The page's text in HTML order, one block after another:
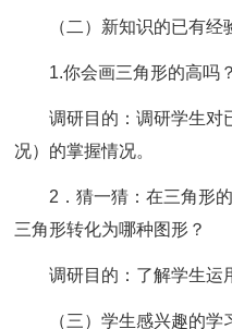
（二）新知识的已有经
1.你会画三角形的高吗？
调研目的：调研学生对
况）的掌握情况。
2．猜一猜：在三角形
三角形转化为哪种图形？
调研目的：了解学生运
（三）学生感兴趣的学